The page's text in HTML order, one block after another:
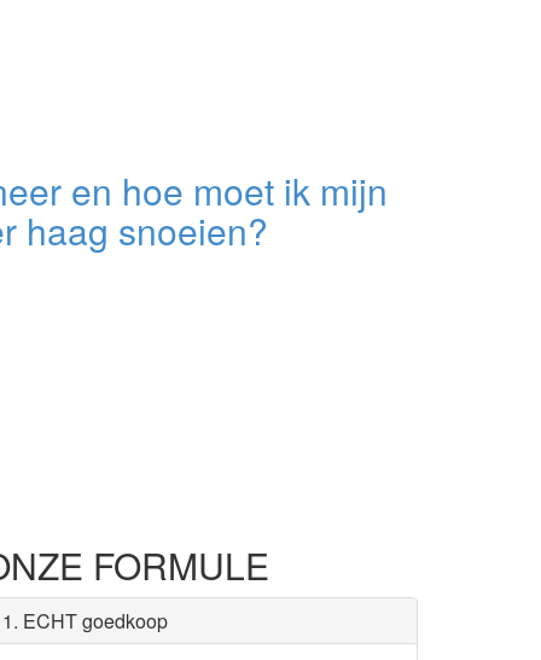
en hoe moet ik mijn
haag snoeien?
FORMULE
1. ECHT goedkoop